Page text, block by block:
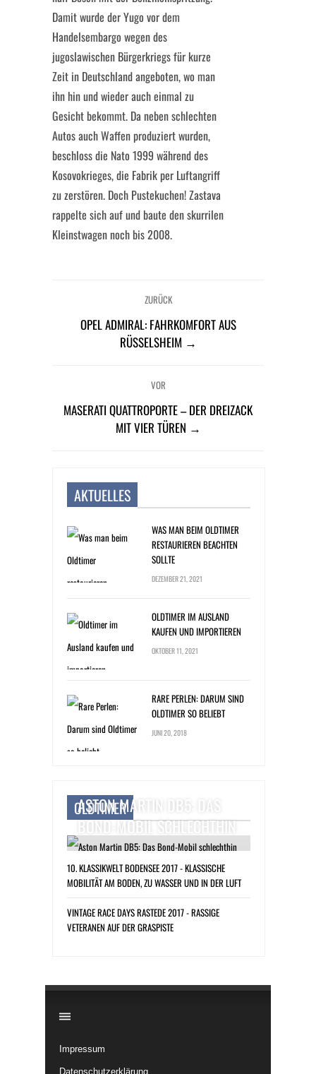
Damit wurde der Yugo vor dem
Handelsembargo wegen des
jugoslawischen Bürgerkriegs für kurze
Zeit in Deutschland angeboten, wo man
ihn hin und wieder auch einmal zu
Gesicht bekommt. Da neben schlechten
Autos auch Waffen produziert wurden,
beschloss die Nato 1999 während des
Kosovokrieges, die Fabrik per Luftangriff
zu zerstören. Doch Pustekuchen! Zastava
rappelte sich auf und baute den skurrilen
Kleinstwagen noch bis 2008.
ZURÜCK
OPEL ADMIRAL: FAHRKOMFORT AUS
RÜSSELSHEIM →
VOR
MASERATI QUATTROPORTE – DER DREIZACK
MIT VIER TÜREN →
AKTUELLES
WAS MAN BEIM OLDTIMER
RESTAURIEREN BEACHTEN
SOLLTE
DEZEMBER 21, 2021
OLDTIMER IM AUSLAND
KAUFEN UND IMPORTIEREN
OKTOBER 11, 2021
RARE PERLEN: DARUM SIND
OLDTIMER SO BELIEBT
JUNI 20, 2018
OLDTIMER
ASTON MARTIN DB5: DAS
BOND-MOBIL SCHLECHTHIN
10. KLASSIKWELT BODENSEE 2017 - KLASSISCHE
MOBILITÄT AM BODEN, ZU WASSER UND IN DER LUFT
VINTAGE RACE DAYS RASTEDE 2017 - RASSIGE
VETERANEN AUF DER GRASPISTE
Impressum
Datenschutzerklärung